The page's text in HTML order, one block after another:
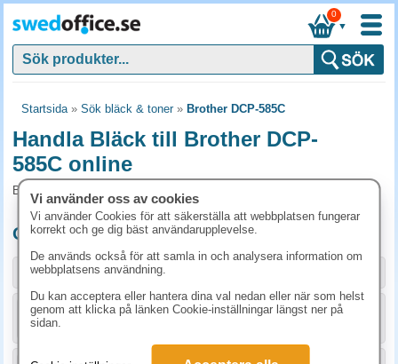
▼
0
Startsida» Sök bläck & toner» Brother DCP-585C
Handla Bläck till Brother DCP-
585C online
Bläck och tillbehör som passar till Brother DCP-585C
Originalprodukter till Brother DCP-585C
Storlek / info Art.nr
LC1100BK KÖP
Vi använder oss av cookies
Vi använder Cookies för att säkerställa att webbplatsen fungerar
korrekt och ge dig bäst användarupplevelse.
De används också för att samla in och analysera information om
webbplatsens användning.
Du kan acceptera eller hantera dina val nedan eller när som helst
genom att klicka på länken Cookie-inställningar längst ner på
sidan.